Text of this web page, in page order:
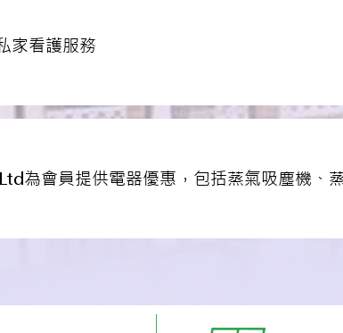
家看護服務
為會員提供電器優惠，包括蒸氣吸塵機、